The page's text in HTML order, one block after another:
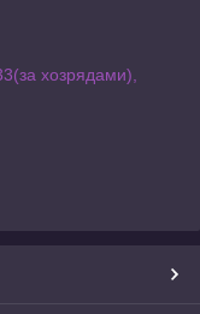
хозрядами),